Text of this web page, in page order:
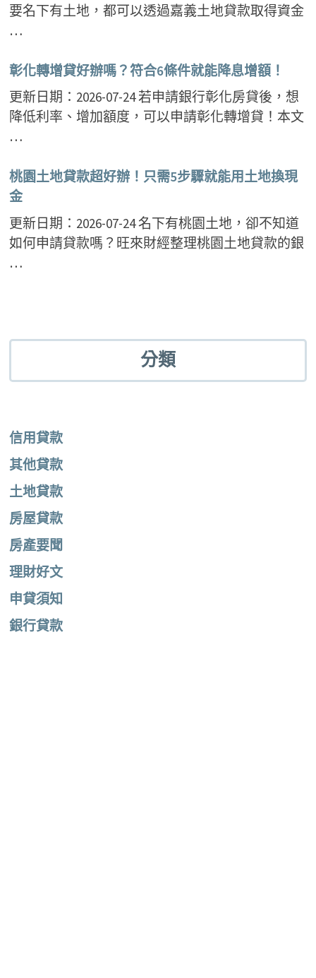
要名下有土地，都可以透過嘉義土地貸款取得資金
…
彰化轉增貸好辦嗎？符合6條件就能降息增額！
更新日期：2026-07-24 若申請銀行彰化房貸後，想
降低利率、增加額度，可以申請彰化轉增貸！本文
…
桃園土地貸款超好辦！只需5步驟就能用土地換現
金
更新日期：2026-07-24 名下有桃園土地，卻不知道
如何申請貸款嗎？旺來財經整理桃園土地貸款的銀
…
分類
信用貸款
其他貸款
土地貸款
房屋貸款
房產要聞
理財好文
申貸須知
銀行貸款